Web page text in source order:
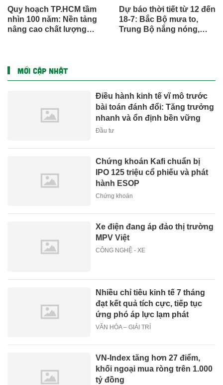
Quy hoạch TP.HCM tầm
nhìn 100 năm: Nền tảng
nâng cao chất lượng
Dự báo thời tiết từ 12 đến
18-7: Bắc Bộ mưa to,
Trung Bộ nắng nóng,
MỚI CẬP NHẬT
Điều hành kinh tế vĩ mô trước
bài toán đánh đổi: Tăng trưởng
nhanh và ổn định bền vững
Đầu tư
Chứng khoán Kafi chuẩn bị
IPO 125 triệu cổ phiếu và phát
hành ESOP
Chứng khoán
Xe điện đang áp đảo thị trường
MPV Việt
CÔNG NGHỆ - XE
Nhiều chỉ tiêu kinh tế 7 tháng
đạt kết quả tích cực, tiếp tục
ứng phó áp lực lạm phát
VĂN HÓA – GIẢI TRÍ
VN-Index tăng hơn 27 điểm,
khối ngoại mua ròng trên 1.000
tỷ đồng